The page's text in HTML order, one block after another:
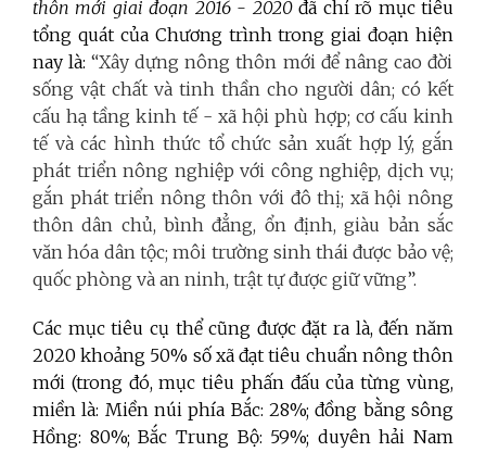
thôn mới giai đoạn 2016 - 2020đã chỉ rõ mục tiêu
tổng quát của Chương trình trong giai đoạn hiện
nay là:“Xây dựng nông thôn mới để nâng cao đời
sống vật chất và tinh thần cho người dân; có kết
cấu hạ tầng kinh tế - xã hội phù hợp; cơ cấu kinh
tế và các hình thức tổ chức sản xuất hợp lý, gắn
phát triển nông nghiệp với công nghiệp, dịch vụ;
gắn phát triển nông thôn với đô thị; xã hội nông
thôn dân chủ, bình đẳng, ổn định, giàu bản sắc
văn hóa dân tộc; môi trường sinh thái được bảo vệ;
quốc phòng và an ninh, trật tự được giữ vững”.
Các mục tiêu cụ thể cũng được đặt ra là, đến năm
2020 khoảng 50% số xã đạt tiêu chuẩn nông thôn
mới (trong đó, mục tiêu phấn đấu của từng vùng,
miền là: Miền núi phía Bắc: 28%; đồng bằng sông
Hồng: 80%; Bắc Trung Bộ: 59%; duyên hải Nam